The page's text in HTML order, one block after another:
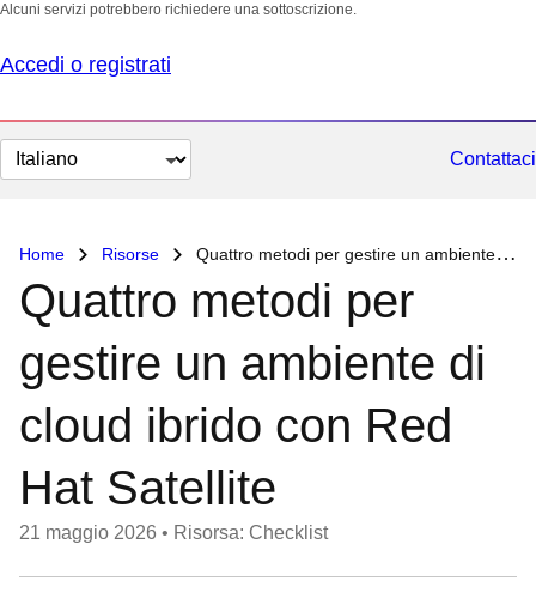
Alcuni servizi potrebbero richiedere una sottoscrizione.
Accedi o registrati
Cambia
lingua
Contattaci
Home Risorse Quattro metodi per gestire un ambiente di cloud ibrido con Red Hat Satellite
Quattro metodi per
gestire un ambiente di
cloud ibrido con Red
Hat Satellite
21 maggio 2026 • Risorsa: Checklist